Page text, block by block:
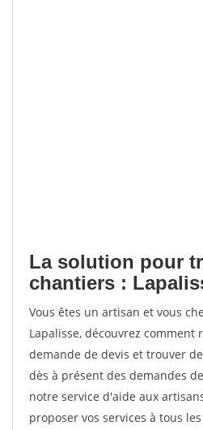
La solution pour
chantiers :
Vous êtes un artisan et vous
Lapalisse, découvrez comment
demande de devis et trouver
dès à présent des demandes
notre service d'aide aux
proposer vos services à tous